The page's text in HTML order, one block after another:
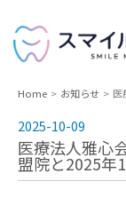
Home お知らせ 医
2025-10-09
医療法人雅心
盟院と2025年